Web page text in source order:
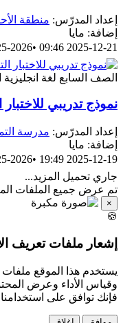
إعداد المدرّس: منطقة
إضافة: مايا
2025-12-21 09:46
•
2026
الصف السابع لغة انجليزية
نموذج تدريبي للاختبار
إعداد المدرّس: مدرسة
إضافة: مايا
2025-12-19 19:49
•
2026
جاري تحميل المزيد...
تم عرض جميع الملفات
×
🍪
إشعار ملفات تعريف
يستخدم هذا الموقع ملفات
وقياس الأداء وعرض
فإنك توافق على